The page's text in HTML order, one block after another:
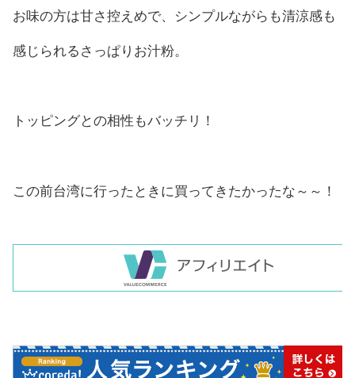
お味の方は甘さ控えめで、シンプルながらも清涼感も
感じられるさっぱりお汁粉。
トッピングとの相性もバッチリ！
この前台湾に行ったときに買ってきたかったな～～！